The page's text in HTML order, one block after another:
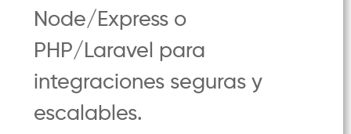
Node/Express o
PHP/Laravel para
integraciones seguras y
escalables.